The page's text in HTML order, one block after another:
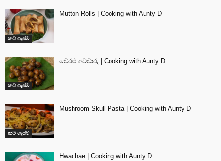
කට ගැස්ම
Mutton Rolls | Cooking with Aunty D
කට ගැස්ම
වෙරළු අච්චාරු | Cooking with Aunty D
කට ගැස්ම
Mushroom Skull Pasta | Cooking with Aunty D
Hwachae | Cooking with Aunty D